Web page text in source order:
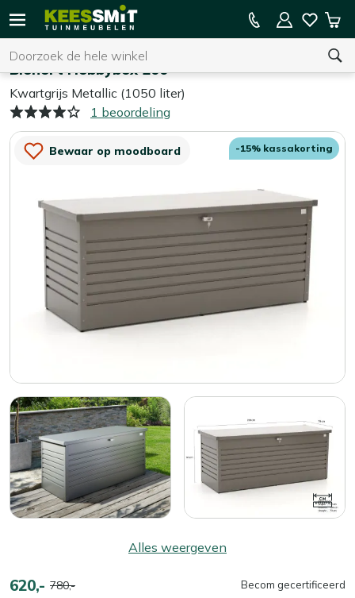
Kees
Tuinmeubelen
U heeft geen product(en) in uw winkelwagen.
15% kassakorting op de hele collectie
Biohort Hobbybox 200
Kwartgrijs Metallic (1050 liter)
1 beoordeling
Bewaar op moodboard -15% kassakorting
Alles weergeven
620,- 780,- Becom gecertificeerd